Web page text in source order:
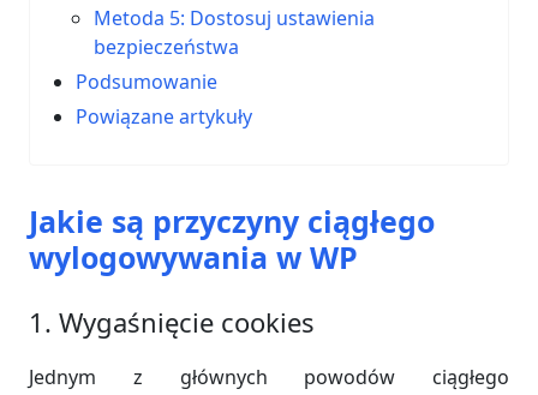
Metoda 5: Dostosuj ustawienia
bezpieczeństwa
Podsumowanie
Powiązane artykuły
Jakie są przyczyny ciągłego
wylogowywania w WP
1. Wygaśnięcie cookies
Jednym z głównych powodów ciągłego